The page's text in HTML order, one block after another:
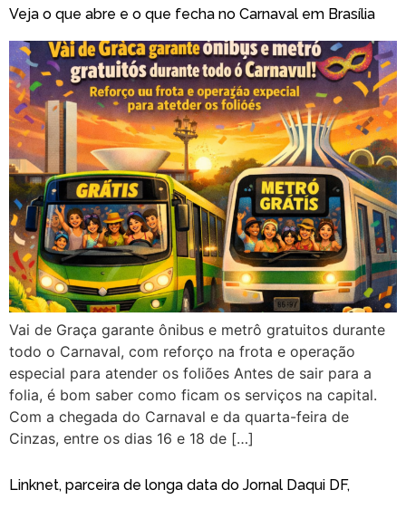
Veja o que abre e o que fecha no Carnaval em Brasília
Vai de Graça garante ônibus e metrô gratuitos durante
todo o Carnaval, com reforço na frota e operação
especial para atender os foliões Antes de sair para a
folia, é bom saber como ficam os serviços na capital.
Com a chegada do Carnaval e da quarta-feira de
Cinzas, entre os dias 16 e 18 de […]
Linknet, parceira de longa data do Jornal Daqui DF,